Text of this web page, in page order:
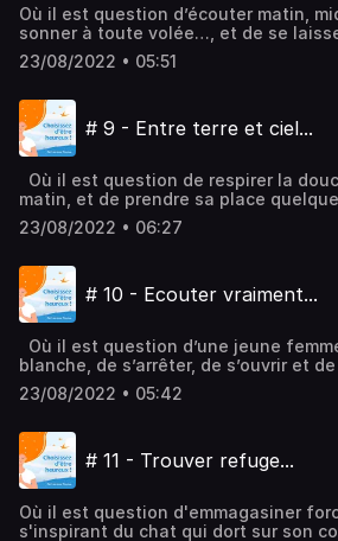
Où il est question d’écouter matin,
sonner à toute volée…, et de se
mystère de cet emballement sonore,
retrouver peut-être !Hébergé par
d'informations.
23/08/2022 • 05:51
# 9 - Entre terre et ciel...
Où il est question de respirer la
matin, et de prendre sa place
entre terre et ciel, et de mieux
soi...Hébergé par Audiomeans. Visitez
d'informations.
23/08/2022 • 06:27
# 10 - Ecouter vraiment...
Où il est question d’une jeune
blanche, de s’arrêter, de s’ouvrir et
Enfin…, d’être un peu curieux de
d’écouter la vérité qui
plus d'informations.
23/08/2022 • 05:42
# 11 - Trouver refuge...
Où il est question d'emmagasiner
s'inspirant du chat qui dort sur son